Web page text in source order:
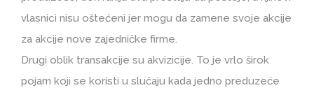
vlasnici nisu oštećeni jer mogu da zamene svoje akcije
za akcije nove zajedničke firme.
Drugi oblik transakcije su akvizicije. To je vrlo širok
pojam koji se koristi u slučaju kada jedno preduzeće